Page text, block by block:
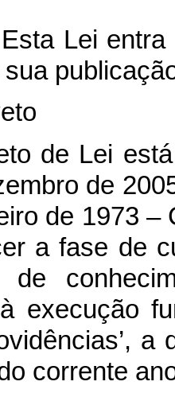
Esta Lei
de Lei
de
de 1973
a fase de
de
execução
corrente